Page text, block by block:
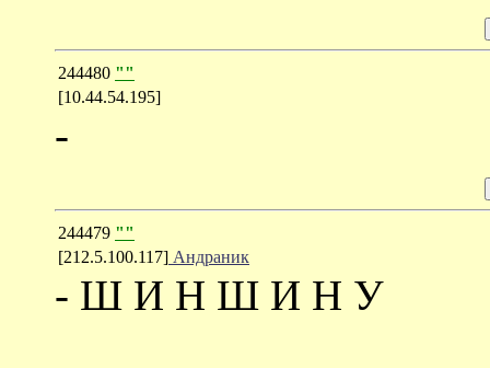
244480 ""
[10.44.54.195]
-
244479 ""
[212.5.100.117] Андраник
- Ш И Н Ш И Н У